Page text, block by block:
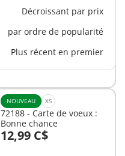
Décroissant par prix
par ordre de popularité
Plus récent en premier
72187 - Carte de voeux :
Anniversaire
12,99 C$
Au panier
NOUVEAU XS
72188 - Carte de voeux :
Bonne chance
12,99 C$
Au panier